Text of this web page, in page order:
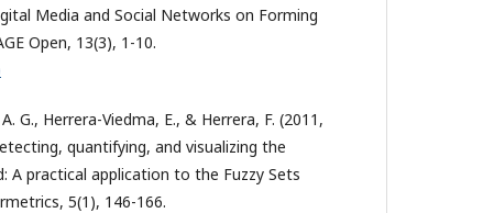
Media and Social Networks on Forming
Open, 13(3), 1-10.
G., Herrera-Viedma, E., & Herrera, F. (2011,
quantifying, and visualizing the
A practical application to the Fuzzy Sets
5(1), 146-166.